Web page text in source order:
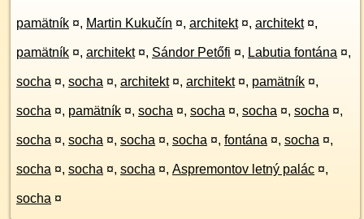
pamätník ¤, Martin Kukučín ¤, architekt ¤, architekt ¤,
pamätník ¤, architekt ¤, Sándor Petőfi ¤, Labutia fontána ¤,
socha ¤, socha ¤, architekt ¤, architekt ¤, pamätník ¤,
socha ¤, pamätník ¤, socha ¤, socha ¤, socha ¤, socha ¤,
socha ¤, socha ¤, socha ¤, socha ¤, fontána ¤, socha ¤,
socha ¤, socha ¤, socha ¤, Aspremontov letný palác ¤,
socha ¤